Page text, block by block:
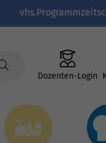
Dozenten-Login